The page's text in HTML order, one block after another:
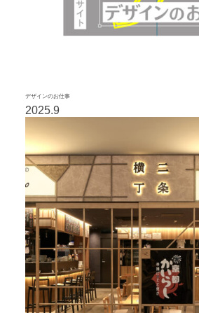
デザインのお仕事
2025.9